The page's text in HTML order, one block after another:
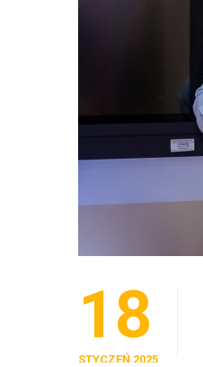
18
STYCZEŃ 2025